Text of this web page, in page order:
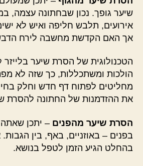
שיער גופך. נכון שבחתונה עצמה,
אירועים, תלבש חליפה ואיש לא
אך האם הקדשת מחשבה לירח
הטכנולוגית של הסרת שיער בלייזר
הולכות ומשתכללות, כך שזה לא
מחליטים לפתוח דף חדש וחלק
את ההזדמנות של החתונה להסרת
הסרת שיער מהפנים – יתכן
בפנים – באוזניים, באף, בין
בהחלט הגיע הזמן לטפל בנושא.